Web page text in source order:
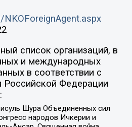
список организаций, в
и международных
в соответствии с
Российской Федерации
Шура Объединенных сил
народов Ичкерии и